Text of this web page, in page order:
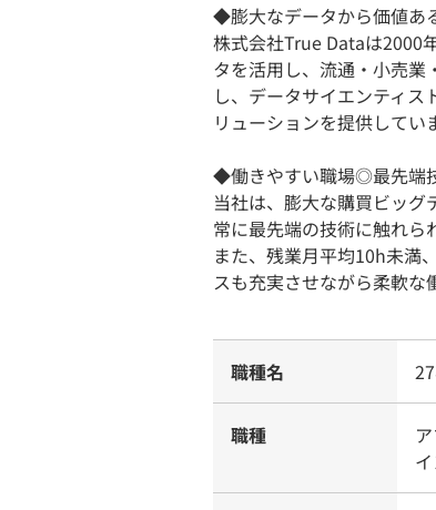
◆膨大なデータから価値あ
株式会社True Dataは2000
タを活用し、流通・小売業
し、データサイエンティ
リューションを提供してい
◆働きやすい職場◎最先端
当社は、膨大な購買ビッグ
常に最先端の技術に触れら
また、残業月平均10h未満
スも充実させながら柔軟な
職種名
職種